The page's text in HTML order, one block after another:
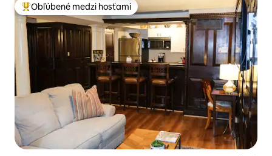
Najobľúbenejšie medzi hosťami
Obľúbené medzi hosťami